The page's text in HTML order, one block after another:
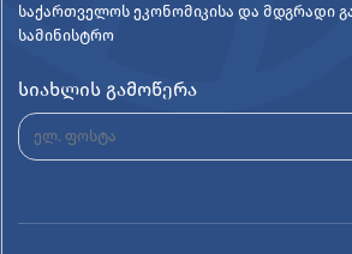
საქართველოს ეკონომიკისა და მდგრადი
სამინისტრო
სიახლის გამოწერა